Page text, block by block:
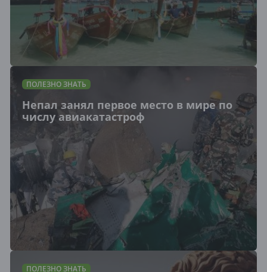
ПОЛЕЗНО ЗНАТЬ
Непал занял первое место в мире по
числу авиакатастроф
ПОЛЕЗНО ЗНАТЬ